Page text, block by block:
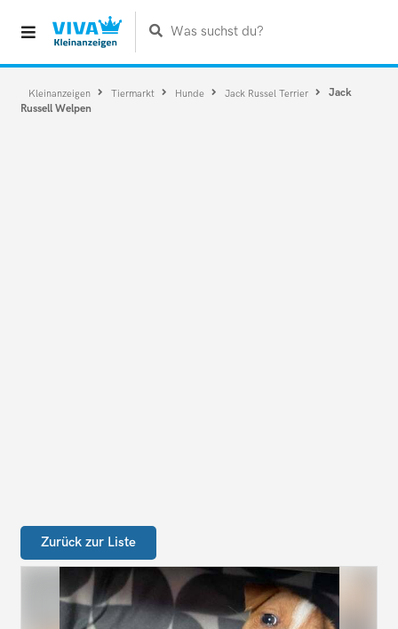
Was suchst du?
Kleinanzeigen Tiermarkt Hunde Jack Russel Terrier
Jack
Russell Welpen
Zurück zur Liste